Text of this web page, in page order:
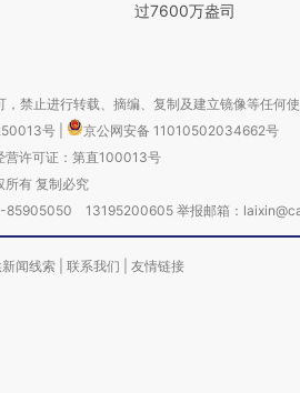
过7600万盎司
禁止进行转载、摘编、复制及建立镜像等任何使
号
京公网安备 11010502034662号
营许可证：第直100013号
有 复制必究
85905050 13195200605 举报邮箱：
闻线索 联系我们 友情链接